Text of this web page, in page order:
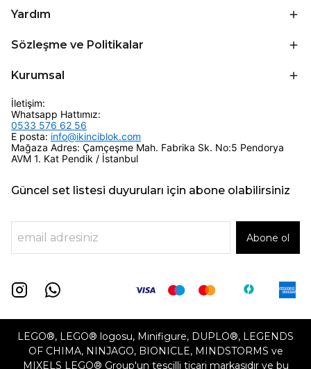
Yardım
Sözleşme ve Politikalar
Kurumsal
İletişim:
Whatsapp Hattımız:
0533 576 62 56
E posta: info@ikinciblok.com
Mağaza Adres: Çamçeşme Mah. Fabrika Sk. No:5 Pendorya
AVM 1. Kat Pendik / İstanbul
Güncel set listesi duyuruları için abone olabilirsiniz
Abone ol
LEGO®, LEGO® logosu, Minifigure, DUPLO®, LEGENDS
OF CHIMA, NINJAGO, BIONICLE, MINDSTORMS ve
MIXELS LEGO® Group'un tescilli ticari markasıdır ve bu